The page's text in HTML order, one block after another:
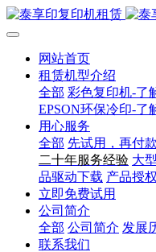
网站首页
租赁机型介绍
全部 彩色复印机-了
EPSON环保冷印-了
用心服务
全部 先试用，再付
二十年服务经验 大
品驱动下载 产品授
立即免费试用
公司简介
全部 公司简介 发展
联系我们